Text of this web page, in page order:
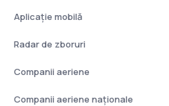
Aplicație mobilă
Radar de zboruri
Companii aeriene
Companii aeriene naţionale